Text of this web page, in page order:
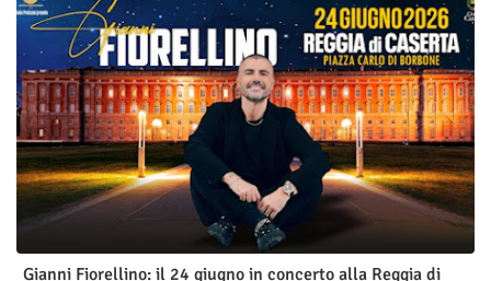
Gianni Fiorellino: il 24 giugno in concerto alla Reggia di